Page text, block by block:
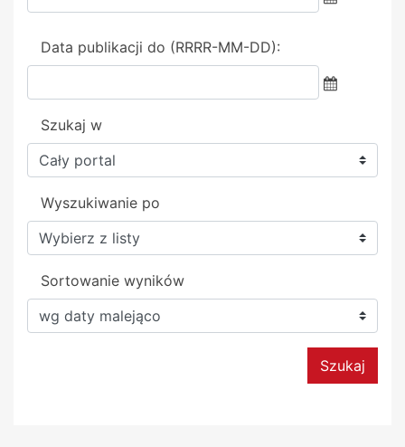
Data publikacji do (RRRR-MM-DD):
Szukaj w
Wyszukiwanie po
Sortowanie wyników